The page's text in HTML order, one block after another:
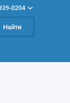
0204
Найти